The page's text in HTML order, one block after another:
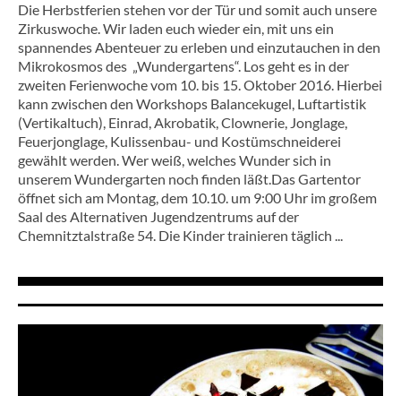
Die Herbstferien stehen vor der Tür und somit auch unsere
Zirkuswoche. Wir laden euch wieder ein, mit uns ein
spannendes Abenteuer zu erleben und einzutauchen in den
Mikrokosmos des „Wundergartens“. Los geht es in der
zweiten Ferienwoche vom 10. bis 15. Oktober 2016. Hierbei
kann zwischen den Workshops Balancekugel, Luftartistik
(Vertikaltuch), Einrad, Akrobatik, Clownerie, Jonglage,
Feuerjonglage, Kulissenbau- und Kostümschneiderei
gewählt werden. Wer weiß, welches Wunder sich in
unserem Wundergarten noch finden läßt.Das Gartentor
öffnet sich am Montag, dem 10.10. um 9:00 Uhr im großem
Saal des Alternativen Jugendzentrums auf der
Chemnitztalstraße 54. Die Kinder trainieren täglich ...